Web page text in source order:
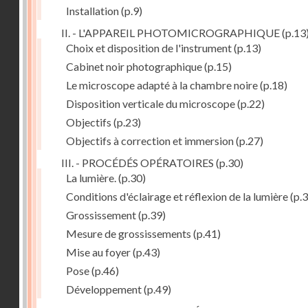
Installation(p.9)
II. - L'APPAREIL PHOTOMICROGRAPHIQUE
Choix et disposition de l'instrument(p.13)
Cabinet noir photographique(p.15)
Le microscope adapté à la chambre noire(p.18)
Disposition verticale du microscope(p.22)
Objectifs (p.23)
Objectifs à correction et immersion(p.27)
III. - PROCÉDÉS OPÉRATOIRES (p.30)
La lumière.(p.30)
Conditions d'éclairage et réflexion de la lumière
Grossissement(p.39)
Mesure de grossissements (p.41)
Mise au foyer(p.43)
Pose(p.46)
Développement(p.49)